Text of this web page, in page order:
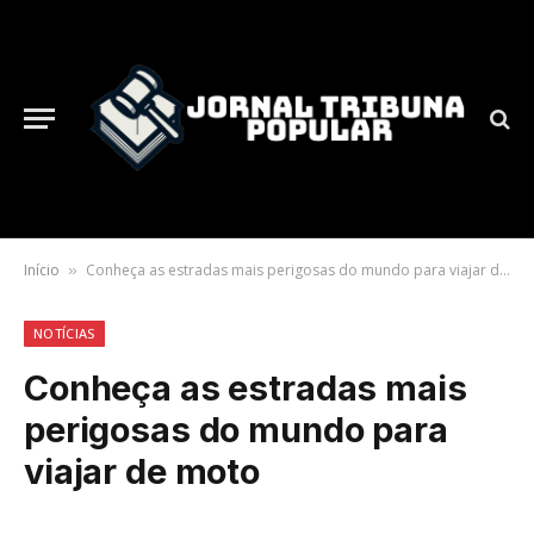
Início » Conheça as estradas mais perigosas do mundo para viajar de moto
NOTÍCIAS
Conheça as estradas mais
perigosas do mundo para
viajar de moto